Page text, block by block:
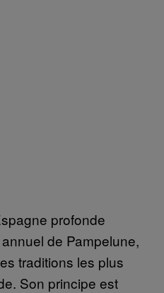
profonde
de Pampelune,
traditions les plus
Son principe est